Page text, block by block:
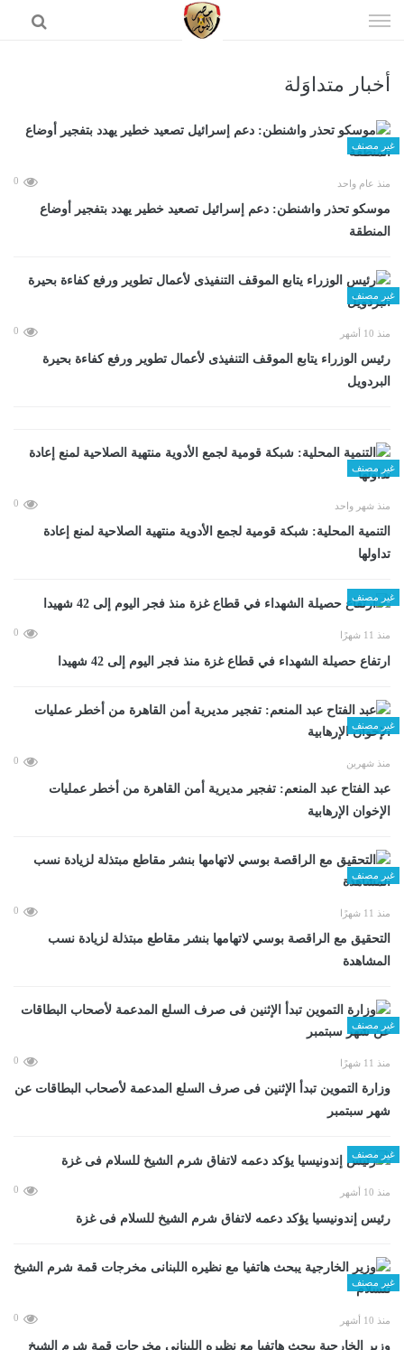
الى
أخبار متداوَلة
غير مصنف
منذ عام واحد 0
موسكو تحذر واشنطن: دعم إسرائيل تصعيد خطير يهدد بتفجير أوضاع
المنطقة
غير مصنف
منذ 10 أشهر 0
رئيس الوزراء يتابع الموقف التنفيذى لأعمال تطوير ورفع كفاءة بحيرة
البردويل
غير مصنف
منذ شهر واحد 0
التنمية المحلية: شبكة قومية لجمع الأدوية منتهية الصلاحية لمنع إعادة
تداولها
غير مصنف
منذ 11 شهرًا 0
ارتفاع حصيلة الشهداء في قطاع غزة منذ فجر اليوم إلى 42 شهيدا
غير مصنف
منذ شهرين 0
عبد الفتاح عبد المنعم: تفجير مديرية أمن القاهرة من أخطر عمليات
الإخوان الإرهابية
غير مصنف
منذ 11 شهرًا 0
التحقيق مع الراقصة بوسي لاتهامها بنشر مقاطع مبتذلة لزيادة نسب
المشاهدة
غير مصنف
منذ 11 شهرًا 0
وزارة التموين تبدأ الإثنين فى صرف السلع المدعمة لأصحاب البطاقات عن
شهر سبتمبر
غير مصنف
منذ 10 أشهر 0
رئيس إندونيسيا يؤكد دعمه لاتفاق شرم الشيخ للسلام فى غزة
غير مصنف
منذ 10 أشهر 0
وزير الخارجية يبحث هاتفيا مع نظيره اللبنانى مخرجات قمة شرم الشيخ